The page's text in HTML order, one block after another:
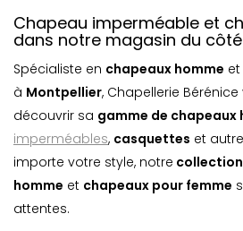
Chapeau imperméable et
dans notre magasin du
Spécialiste en chapeaux homme et
à Montpellier, Chapellerie
découvrir sa gamme de chapeaux
imperméables, casquettes et
importe votre style, notre
homme et chapeaux pour femme
attentes.